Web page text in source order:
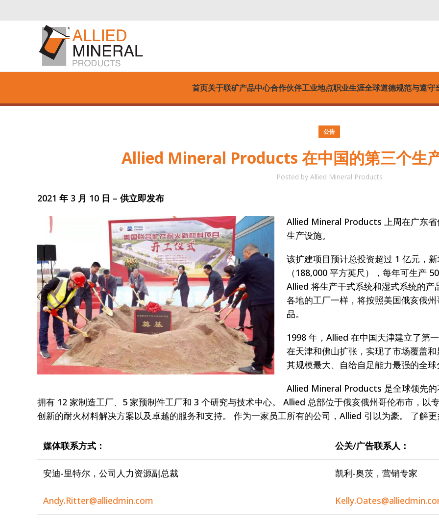
首页关于联矿产品中心合作伙伴工业地点职业生涯全球道德规范与遵守
公告
Allied Mineral Products 在中国的第三个生
Posted by Allied Mineral Products
2021 年 3 月 10 日 – 供立即发布
Allied Mineral Products 上周在广东
生产设施。
该扩建项目预计总投资超过 1 亿元，
（188,000 平方英尺），每年可生产
Allied 将生产干式系统和湿式系统的
各地的工厂一样，将按照美国俄亥俄
品。
1998 年，Allied 在中国天津建立了第
在天津和佛山扩张，实现了市场覆盖
其规模最大、自给自足能力最强的全
Allied Mineral Products 是全球领先
拥有 12 家制造工厂、5 家预制件工厂和 3 个研究与技术中心。 Allied 总部位于俄亥俄州哥伦布市，以
创新的耐火材料解决方案以及卓越的服务和支持。 作为一家员工所有的公司，Allied 引以为豪。 了解
媒体联系方式： 公关/广告联系人：
安迪-里特尔，公司人力资源副总裁 凯利-奥茨，营销专家
Andy.Ritter@alliedmin.com